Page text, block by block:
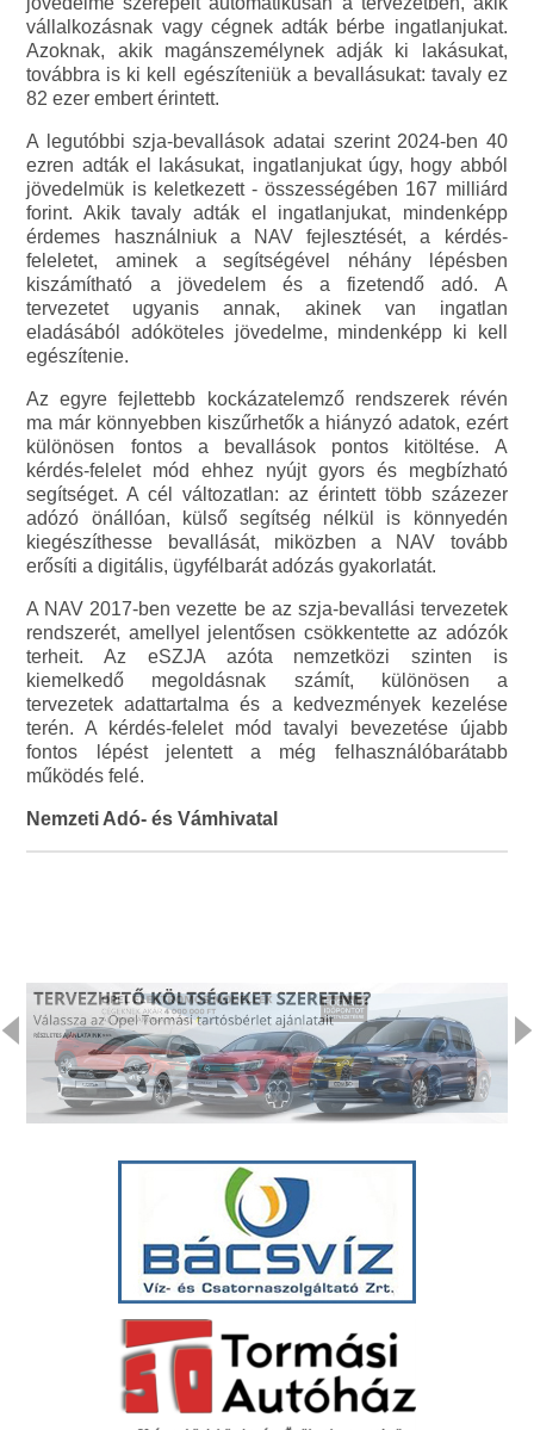
vállalkozásnak vagy cégnek adták bérbe ingatlanjukat.
Azoknak, akik magánszemélynek adják ki lakásukat,
továbbra is ki kell egészíteniük a bevallásukat: tavaly ez
82 ezer embert érintett.
A legutóbbi szja-bevallások adatai szerint 2024-ben 40
ezren adták el lakásukat, ingatlanjukat úgy, hogy abból
jövedelmük is keletkezett - összességében 167 milliárd
forint. Akik tavaly adták el ingatlanjukat, mindenképp
érdemes használniuk a NAV fejlesztését, a kérdés-
feleletet, aminek a segítségével néhány lépésben
kiszámítható a jövedelem és a fizetendő adó. A
tervezetet ugyanis annak, akinek van ingatlan
eladásából adóköteles jövedelme, mindenképp ki kell
egészítenie.
Az egyre fejlettebb kockázatelemző rendszerek révén
ma már könnyebben kiszűrhetők a hiányzó adatok, ezért
különösen fontos a bevallások pontos kitöltése. A
kérdés-felelet mód ehhez nyújt gyors és megbízható
segítséget. A cél változatlan: az érintett több százezer
adózó önállóan, külső segítség nélkül is könnyedén
kiegészíthesse bevallását, miközben a NAV tovább
erősíti a digitális, ügyfélbarát adózás gyakorlatát.
A NAV 2017-ben vezette be az szja-bevallási tervezetek
rendszerét, amellyel jelentősen csökkentette az adózók
terheit. Az eSZJA azóta nemzetközi szinten is
kiemelkedő megoldásnak számít, különösen a
tervezetek adattartalma és a kedvezmények kezelése
terén. A kérdés-felelet mód tavalyi bevezetése újabb
fontos lépést jelentett a még felhasználóbarátabb
működés felé.
Nemzeti Adó- és Vámhivatal